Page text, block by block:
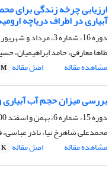
ارزیابی چرخه زندگی برای
آبیاری در اطراف دریاچه
دوره 16، شماره 3، مرداد و شهریور 1401، صفحه
طاها معارفی، حامد ابراهیمیان،
مشاهده مقاله
اصل مقاله
بررسی میزان حجم آب
دوره 15، شماره 6، بهمن و اسفند 1400، صفحه
محمدعلی شاهرخ نیا، نادر
مشاهده مقاله
اصل مقاله K